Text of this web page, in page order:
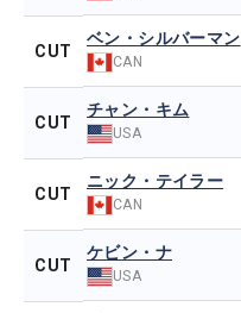
CUT
ベン・シルバーマン
CAN
CUT
チャン・キム
USA
CUT
ニック・テイラー
CAN
CUT
ケビン・ナ
USA